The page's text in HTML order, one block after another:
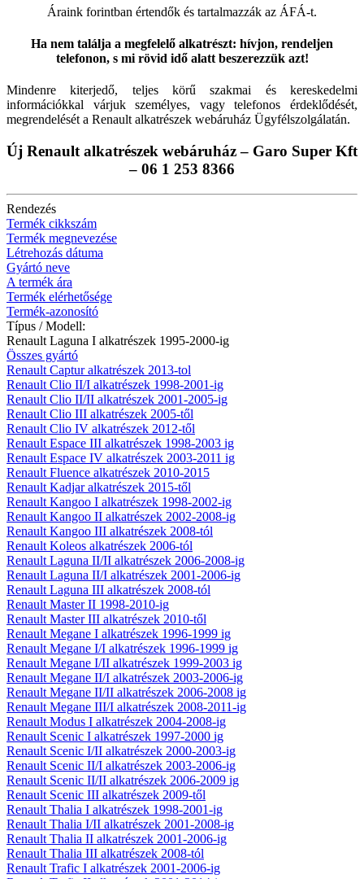
Áraink forintban értendők és tartalmazzák az ÁFÁ-t.
Ha nem találja a megfelelő alkatrészt: hívjon, rendeljen
telefonon, s mi rövid idő alatt beszerezzük azt!
Mindenre kiterjedő, teljes körű szakmai és kereskedelmi
információkkal várjuk személyes, vagy telefonos érdeklődését,
megrendelését a Renault alkatrészek webáruház Ügyfélszolgálatán.
Új Renault alkatrészek webáruház – Garo Super Kft
– 06 1 253 8366
Rendezés
Termék cikkszám
Termék megnevezése
Létrehozás dátuma
Gyártó neve
A termék ára
Termék elérhetősége
Termék-azonosító
Típus / Modell:
Renault Laguna I alkatrészek 1995-2000-ig
Összes gyártó
Renault Captur alkatrészek 2013-tol
Renault Clio II/I alkatrészek 1998-2001-ig
Renault Clio II/II alkatrészek 2001-2005-ig
Renault Clio III alkatrészek 2005-től
Renault Clio IV alkatrészek 2012-től
Renault Espace III alkatrészek 1998-2003 ig
Renault Espace IV alkatrészek 2003-2011 ig
Renault Fluence alkatrészek 2010-2015
Renault Kadjar alkatrészek 2015-től
Renault Kangoo I alkatrészek 1998-2002-ig
Renault Kangoo II alkatrészek 2002-2008-ig
Renault Kangoo III alkatrészek 2008-tól
Renault Koleos alkatrészek 2006-tól
Renault Laguna II/II alkatrészek 2006-2008-ig
Renault Laguna II/I alkatrészek 2001-2006-ig
Renault Laguna III alkatrészek 2008-tól
Renault Master II 1998-2010-ig
Renault Master III alkatrészek 2010-től
Renault Megane I alkatrészek 1996-1999 ig
Renault Megane I/I alkatrészek 1996-1999 ig
Renault Megane I/II alkatrészek 1999-2003 ig
Renault Megane II/I alkatrészek 2003-2006-ig
Renault Megane II/II alkatrészek 2006-2008 ig
Renault Megane III/I alkatrészek 2008-2011-ig
Renault Modus I alkatrészek 2004-2008-ig
Renault Scenic I alkatrészek 1997-2000 ig
Renault Scenic I/II alkatrészek 2000-2003-ig
Renault Scenic II/I alkatrészek 2003-2006-ig
Renault Scenic II/II alkatrészek 2006-2009 ig
Renault Scenic III alkatrészek 2009-től
Renault Thalia I alkatrészek 1998-2001-ig
Renault Thalia I/II alkatrészek 2001-2008-ig
Renault Thalia II alkatrészek 2001-2006-ig
Renault Thalia III alkatrészek 2008-tól
Renault Trafic I alkatrészek 2001-2006-ig